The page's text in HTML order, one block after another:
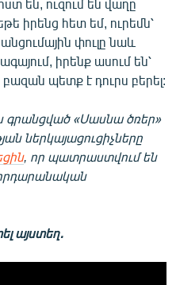
են, ուզում են վաղը
իրենց հետ եմ, ուրեմն՝
փուլը նաև
իրենք ասում են՝
պետք է դուրս բերել:
«Սասնա ծռեր»
ներկայացուցիչները
, որ պատրաստվում են
այստեղ․